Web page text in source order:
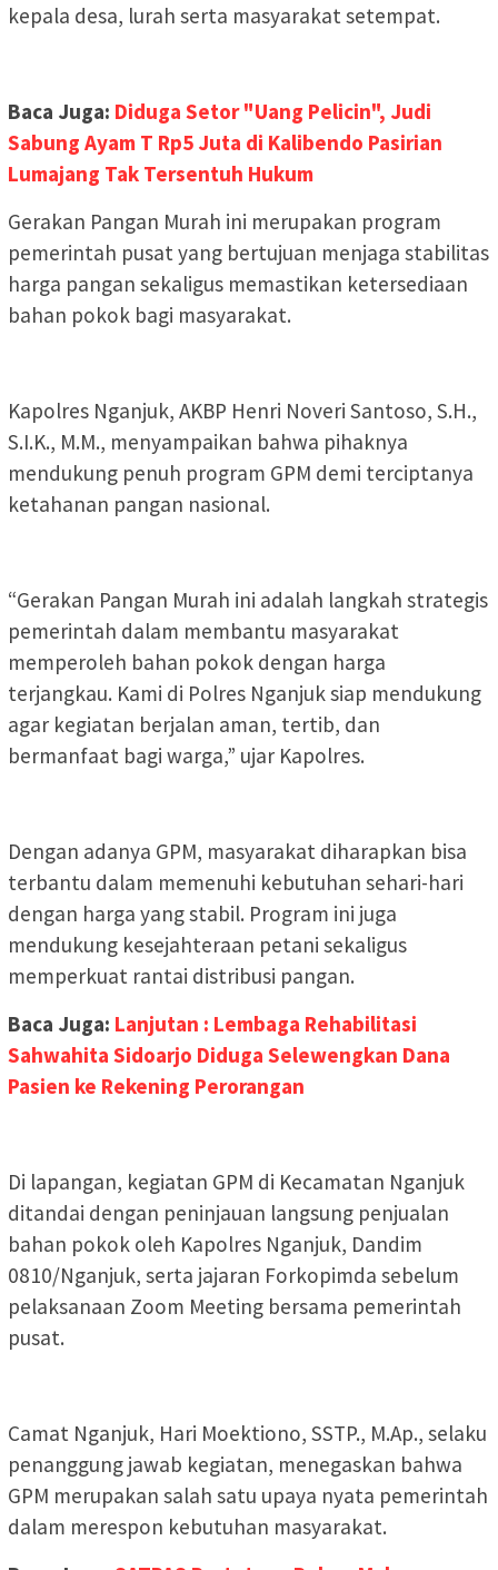
kepala desa, lurah serta masyarakat setempat.
Baca Juga: Diduga Setor "Uang Pelicin", Judi
Sabung Ayam T Rp5 Juta di Kalibendo Pasirian
Lumajang Tak Tersentuh Hukum
Gerakan Pangan Murah ini merupakan program
pemerintah pusat yang bertujuan menjaga stabilitas
harga pangan sekaligus memastikan ketersediaan
bahan pokok bagi masyarakat.
Kapolres Nganjuk, AKBP Henri Noveri Santoso, S.H.,
S.I.K., M.M., menyampaikan bahwa pihaknya
mendukung penuh program GPM demi terciptanya
ketahanan pangan nasional.
“Gerakan Pangan Murah ini adalah langkah strategis
pemerintah dalam membantu masyarakat
memperoleh bahan pokok dengan harga
terjangkau. Kami di Polres Nganjuk siap mendukung
agar kegiatan berjalan aman, tertib, dan
bermanfaat bagi warga,” ujar Kapolres.
Dengan adanya GPM, masyarakat diharapkan bisa
terbantu dalam memenuhi kebutuhan sehari-hari
dengan harga yang stabil. Program ini juga
mendukung kesejahteraan petani sekaligus
memperkuat rantai distribusi pangan.
Baca Juga: Lanjutan : Lembaga Rehabilitasi
Sahwahita Sidoarjo Diduga Selewengkan Dana
Pasien ke Rekening Perorangan
Di lapangan, kegiatan GPM di Kecamatan Nganjuk
ditandai dengan peninjauan langsung penjualan
bahan pokok oleh Kapolres Nganjuk, Dandim
0810/Nganjuk, serta jajaran Forkopimda sebelum
pelaksanaan Zoom Meeting bersama pemerintah
pusat.
Camat Nganjuk, Hari Moektiono, SSTP., M.Ap., selaku
penanggung jawab kegiatan, menegaskan bahwa
GPM merupakan salah satu upaya nyata pemerintah
dalam merespon kebutuhan masyarakat.